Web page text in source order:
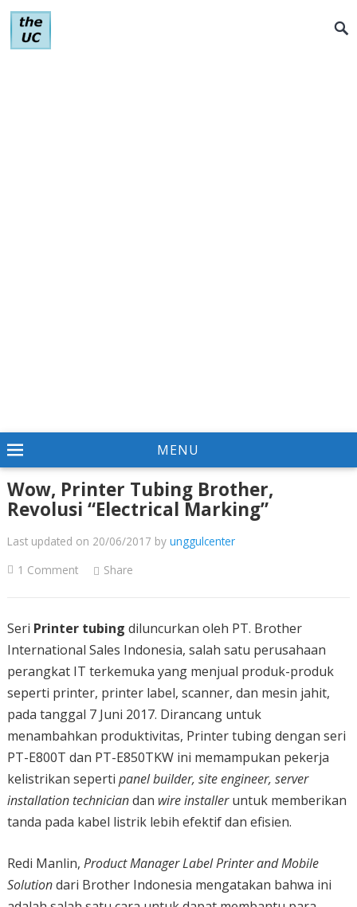
MENU
Wow, Printer Tubing Brother,
Revolusi “Electrical Marking”
Last updated on 20/06/2017 by unggulcenter
1 Comment
Share
Seri Printer tubing diluncurkan oleh PT. Brother
International Sales Indonesia, salah satu perusahaan
perangkat IT terkemuka yang menjual produk-produk
seperti printer, printer label, scanner, dan mesin jahit,
pada tanggal 7 Juni 2017. Dirancang untuk
menambahkan produktivitas, Printer tubing dengan seri
PT-E800T dan PT-E850TKW ini memampukan pekerja
kelistrikan seperti panel builder, site engineer, server
installation techniciandan wireinstalleruntuk memberikan
tanda pada kabel listrik lebih efektif dan efisien.
Redi Manlin, Product Manager Label Printer and Mobile
Solutiondari Brother Indonesia mengatakan bahwa ini